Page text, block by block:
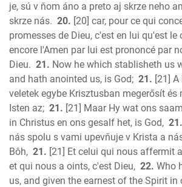
je, sú v ňom áno a preto aj skrze neho
skrze nás. 20. [20] car, pour ce qui
promesses de Dieu, c'est en lui qu'est le
encore l'Amen par lui est prononcé par
Dieu. 21. Now he which stablisheth us
and hath anointed us, is God; 21. [21]
veletek egybe Krisztusban megerősít és
Isten az; 21. [21] Maar Hy wat ons
in Christus en ons gesalf het, is God, 21.
nás spolu s vami upevňuje v Krista a
Bôh, 21. [21] Et celui qui nous affermit
et qui nous a oints, c'est Dieu, 22. Who
us, and given the earnest of the Spirit in